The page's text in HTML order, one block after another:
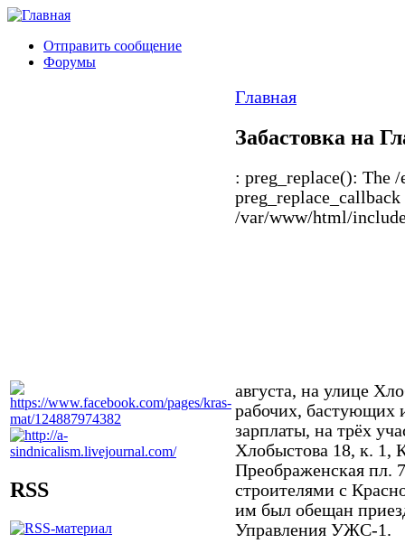
Отправить сообщение
Форумы
RSS
Главная
Забастовка на
: preg_replace(): The
/var/www/html/
августа, на улице
рабочих, бастующих
зарплаты, на трёх
Хлобыстова 18, к. 1,
Преображенская пл.
строителями с
им был обещан
Управления УЖС-1.